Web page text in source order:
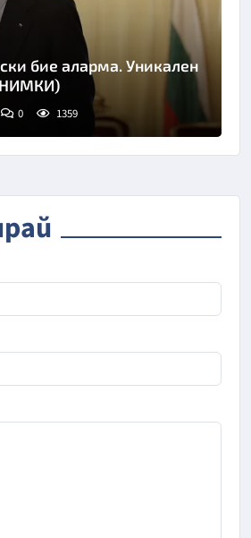
бие аларма. Уникален
0 1359